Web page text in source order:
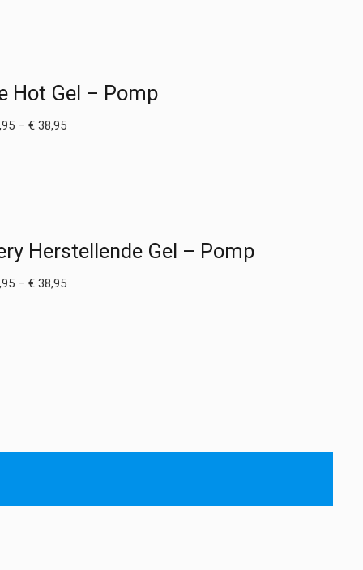
Hot Gel – Pomp
– €38,95Prijsklasse:
Herstellende Gel – Pomp
– €38,95Prijsklasse: